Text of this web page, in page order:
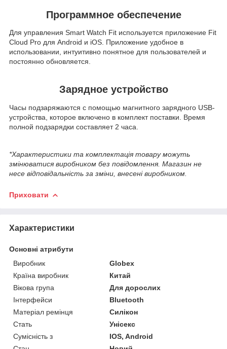
Программное обеспечение
Для управления Smart Watch Fit используется приложение Fit
Cloud Pro для Android и iOS. Приложение удобное в
использовании, интуитивно понятное для пользователей и
постоянно обновляется.
Зарядное устройство
Часы подзаряжаются с помощью магнитного зарядного USB-
устройства, которое включено в комплект поставки. Время
полной подзарядки составляет 2 часа.
*Характеристики та комплектація товару можуть
змінюватися виробником без повідомлення. Магазин не
несе відповідальність за зміни, внесені виробником.
Приховати
Характеристики
Основні атрибути
Виробник
Globex
Країна виробник
Китай
Вікова група
Для дорослих
Інтерфейси
Bluetooth
Матеріал ремінця
Силікон
Стать
Унісекс
Сумісність з
IOS, Android